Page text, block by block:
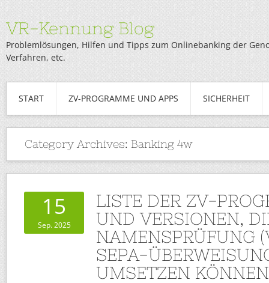
VR-Kennung Blog
Problemlösungen, Hilfen und Tipps zum Onlinebanking der
Verfahren, etc.
START ZV-PROGRAMME UND APPS SICHERHEIT
Category Archives: Banking 4w
15
Sep. 2025
LISTE DER ZV-
UND VERSIONEN,
NAMENSPRÜFUNG
SEPA-
UMSETZEN KÖNNEN